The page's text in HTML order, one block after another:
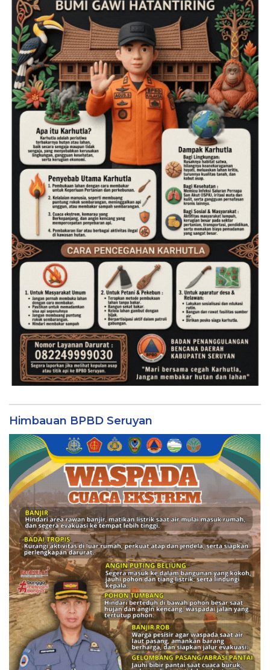
Himbauan BPBD Seruyan